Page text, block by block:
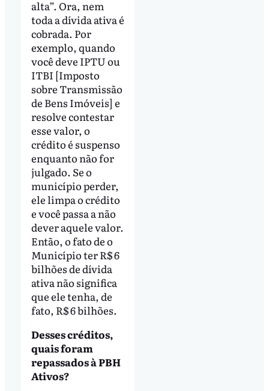
alta”. Ora, nem
toda a dívida ativa é
cobrada. Por
exemplo, quando
você deve IPTU ou
ITBI [Imposto
sobre Transmissão
de Bens Imóveis] e
resolve contestar
esse valor, o
crédito é suspenso
enquanto não for
julgado. Se o
município perder,
ele limpa o crédito
e você passa a não
dever aquele valor.
Então, o fato de o
Município ter R$ 6
bilhões de dívida
ativa não significa
que ele tenha, de
fato, R$ 6 bilhões.
Desses créditos,
quais foram
repassados à PBH
Ativos?